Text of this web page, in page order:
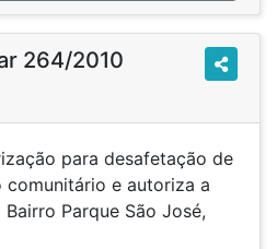
264/2010
para desafetação de
comunitário e autoriza a
Parque São José,